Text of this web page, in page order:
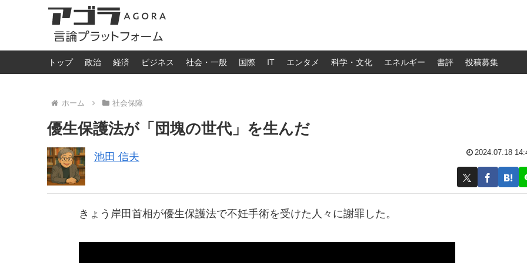
トップ 政治 経済 ビジネス 社会・一般 国際 IT エンタメ 科学・文化 エネルギー 書評 投稿募集
ホーム 社会保障
優生保護法が「団塊の世代」を生んだ
池田 信夫 2024.07.18
きょう岸田首相が優生保護法で不妊手術を受けた人々に謝罪した。